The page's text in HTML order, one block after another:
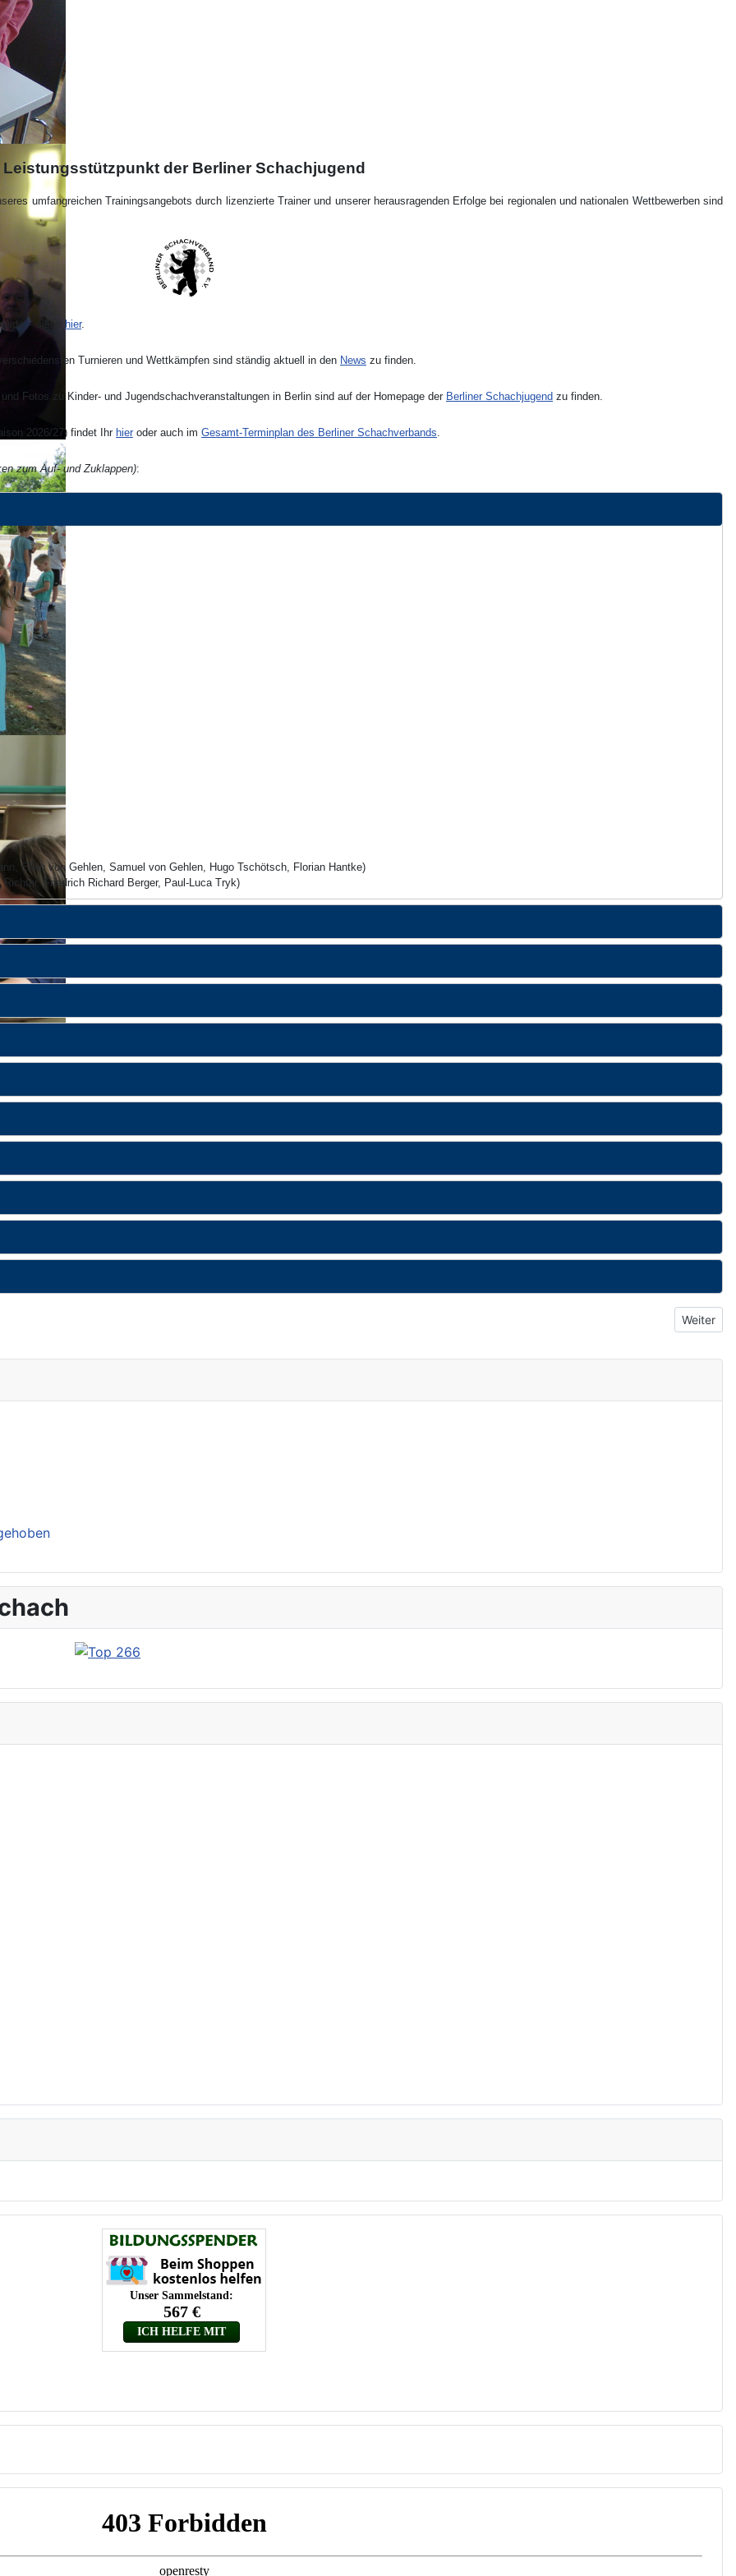
Leistungsstützpunkt der Berliner Schachjugend
umfangreichen Trainingsangebots durch lizenzierte Trainer und unserer herausragenden Erfolge bei regionalen und nationalen Wettbewerben sind
– siehe hier.
Turnieren und Wettkämpfen sind ständig aktuell in den News zu finden.
Fotos zu Kinder- und Jugendschachveranstaltungen in Berlin sind auf der Homepage der Berliner Schachjugend zu finden.
2026/27) findet Ihr hier oder auch im Gesamt-Terminplan des Berliner Schachverbands.
zum Auf- und Zuklappen):
Elian von Gehlen, Samuel von Gehlen, Hugo Tschötsch, Florian Hantke)
Friedrich Richard Berger, Paul-Luca Tryk)
Nächster
Weiter